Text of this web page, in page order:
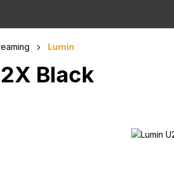
Lumin
Black